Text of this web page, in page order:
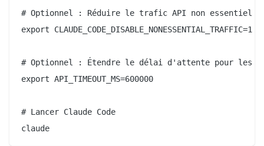
# Optionnel : Réduire le trafic API non essentiel
export CLAUDE_CODE_DISABLE_NONESSENTIAL_TRAFFIC=1
# Optionnel : Étendre le délai d'attente pour les
export API_TIMEOUT_MS=600000
# Lancer Claude Code